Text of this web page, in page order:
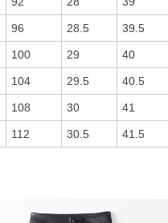
96 28.5 39.5
100 29 40
104 29.5 40.5
108 30 41
112 30.5 41.5